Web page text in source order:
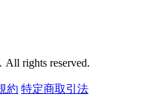
rights reserved.
約 特定商取引法